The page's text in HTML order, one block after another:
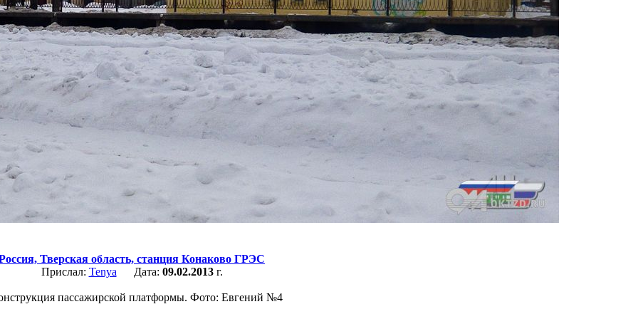
Тверская область, станция Конаково ГРЭС
Прислал: Tenya Дата: 09.02.2013г.
пассажирской платформы. Фото: Евгений №4